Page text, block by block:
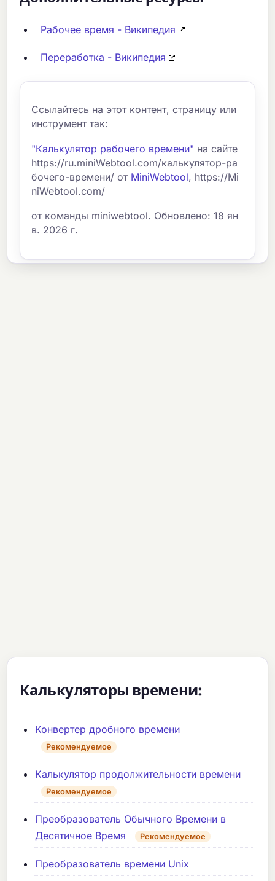
Рабочее время - Википедия
Переработка - Википедия
Ссылайтесь на этот контент, страницу или
инструмент так:
"Калькулятор рабочего времени" на сайте
https://ru.miniWebtool.com/калькулятор-ра
бочего-времени/ от MiniWebtool, https://Mi
niWebtool.com/
от команды miniwebtool. Обновлено: 18 ян
в. 2026 г.
Калькуляторы времени:
Конвертер дробного времени
Рекомендуемое
Калькулятор продолжительности времени
Рекомендуемое
Преобразователь Обычного Времени в
Десятичное Время
Рекомендуемое
Преобразователь времени Unix